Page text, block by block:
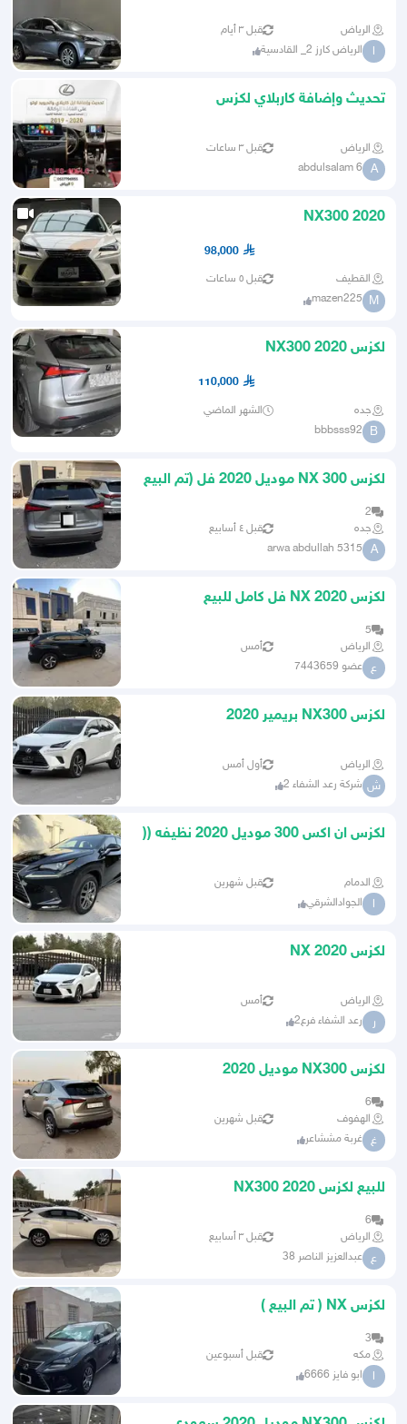
الرياض قبل ٣ أيام
ا الرياض كارز 2_ القادسية
تحديث وإضافة كاربلاي لكزس
الرياض قبل ٣ ساعات
A
abdulsalam 6
NX300 2020
98,000
القطيف قبل ٥ ساعات
M
mazen225
لكزس NX300 2020
110,000
جده الشهر الماضي
B
bbbsss92
لكزس NX 300 موديل 2020 فل (تم البيع
2
جده
قبل ٤ أسابيع
A
arwa abdullah 5315
لكزس NX 2020 فل كامل للبيع
5
الرياض
أمس
ع عضو 7443659
لكزس NX300 بريمير 2020
الرياض أول أمس
ش شركة رعد الشفاء 2
لكزس ان اكس 300 موديل 2020 نظيفه ((
الدمام قبل شهرين
ا الجوادالشرقي
لكزس NX 2020
الرياض أمس
ر رعد الشفاء فرع2
لكزس NX300 موديل 2020
6
الهفوف
قبل شهرين
غ غربة مششاعر
للبيع لكزس NX300 2020
6
الرياض
قبل ٣ أسابيع
ع عبدالعزيز الناصر 38
لكزس NX ( تم البيع )
3
مكه
قبل أسبوعين
ا ابو فايز 6666